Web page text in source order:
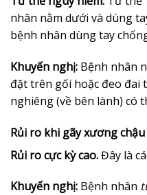
nhân nằm dưới và dùng
bệnh nhân dùng tay
Khuyến nghị: Bệnh nhân
đặt trên gối hoặc đeo đai
nghiêng (về bên lành) có
Rủi ro khi gãy xương
Rủi ro cực kỳ cao.Đây là
Khuyến nghị: Bệnh nhân